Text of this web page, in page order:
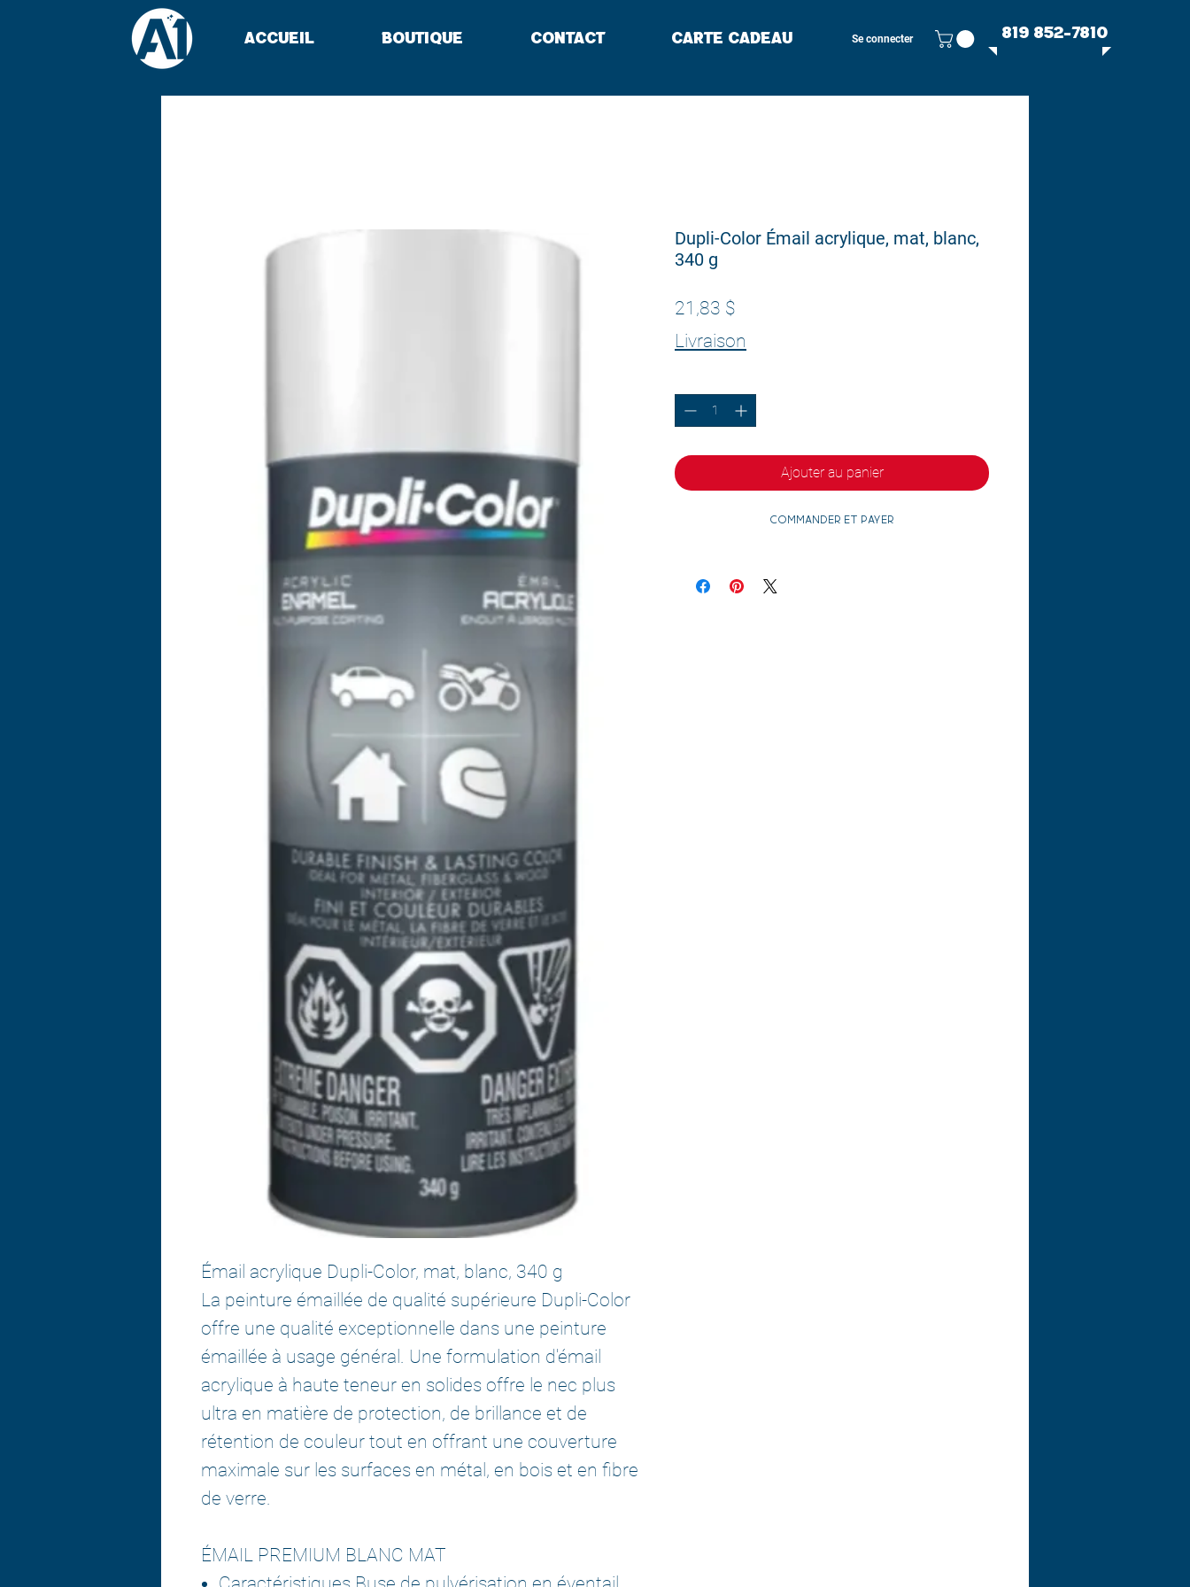
Accueil Boutique Contact Carte cadeau Se connecter 819 852-7810
Émail acrylique Dupli-Color, mat, blanc, 340 g
La peinture émaillée de qualité supérieure Dupli-Color
offre une qualité exceptionnelle dans une peinture
émaillée à usage général. Une formulation d'émail
acrylique à haute teneur en solides offre le nec plus
ultra en matière de protection, de brillance et de
rétention de couleur tout en offrant une couverture
maximale sur les surfaces en métal, en bois et en fibre
de verre.
ÉMAIL PREMIUM BLANC MAT
Dupli-Color Émail acrylique, mat, blanc,
340 g
21,83 $
Livraison
Ajouter au panier
Commander et payer